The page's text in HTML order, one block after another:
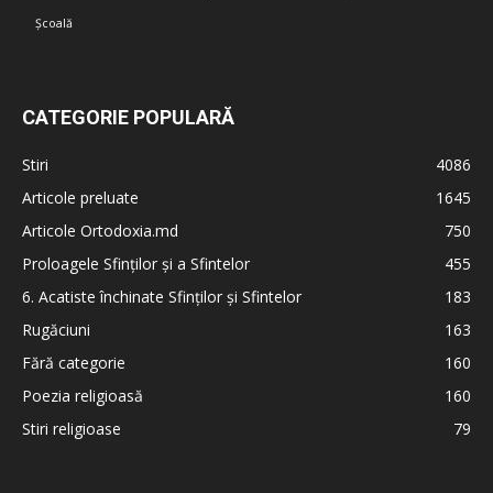
Școală
CATEGORIE POPULARĂ
Stiri
4086
Articole preluate
1645
Articole Ortodoxia.md
750
Proloagele Sfinților și a Sfintelor
455
6. Acatiste închinate Sfinților și Sfintelor
183
Rugăciuni
163
Fără categorie
160
Poezia religioasă
160
Stiri religioase
79